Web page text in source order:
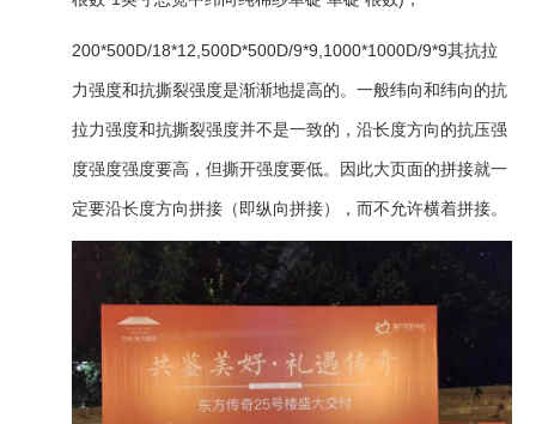
200*500D/18*12,500D*500D/9*9,1000*1000D/9*9其抗拉
力强度和抗撕裂强度是渐渐地提高的。一般纬向和纬向的抗
拉力强度和抗撕裂强度并不是一致的，沿长度方向的抗压强
度强度强度要高，但撕开强度要低。因此大页面的拼接就一
定要沿长度方向拼接（即纵向拼接），而不允许横着拼接。